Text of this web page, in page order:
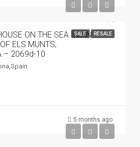
SALE RESALE
ON THE SEA IN AN
ELS MUNTS,
– 2069d-10
5 months ago